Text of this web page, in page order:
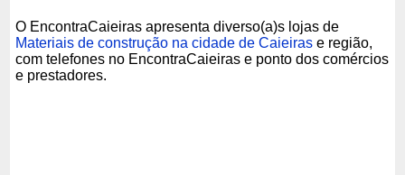
O EncontraCaieiras apresenta diverso(a)s lojas de
Materiais de construção na cidade de Caieiras e região,
com telefones no EncontraCaieiras e ponto dos comércios
e prestadores.